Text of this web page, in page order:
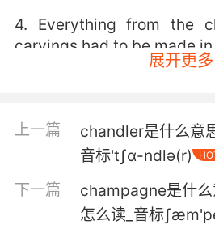
4. Everything from the
carvings had to be made
5. She's not the
chandelier, but she is a
动员
展开更多
上一篇
chandler是什么意
音标'tʃɑ-ndlə(r)
下一篇
champagne是什
怎么读_音标